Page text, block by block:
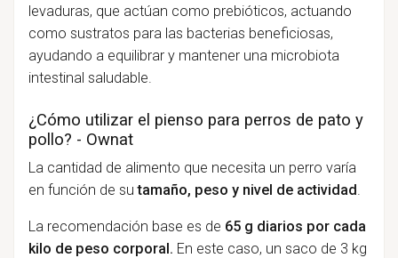
levaduras, que actúan como prebióticos, actuando
como sustratos para las bacterias beneficiosas,
ayudando a equilibrar y mantener una microbiota
intestinal saludable.
¿Cómo utilizar el pienso para perros de pato y
pollo? - Ownat
La cantidad de alimento que necesita un perro varía
en función de sutamaño, peso y nivel de actividad
La recomendación base es de 65 g diarios por cada
kilo de peso corporal. En este caso, un saco de 3 kg